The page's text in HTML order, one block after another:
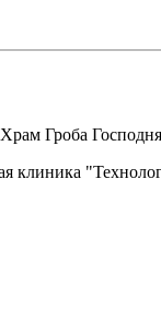
Гроба
клиника